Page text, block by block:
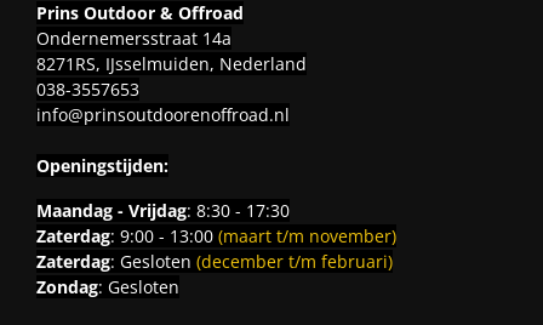
Prins Outdoor & Offroad
Ondernemersstraat 14a
8271RS, IJsselmuiden, Nederland
038-3557653
info@prinsoutdoorenoffroad.nl
Openingstijden:
Maandag - Vrijdag: 8:30 - 17:30
Zaterdag: 9:00 - 13:00 (maart t/m november)
Zaterdag: Gesloten (december t/m februari)
Zondag: Gesloten